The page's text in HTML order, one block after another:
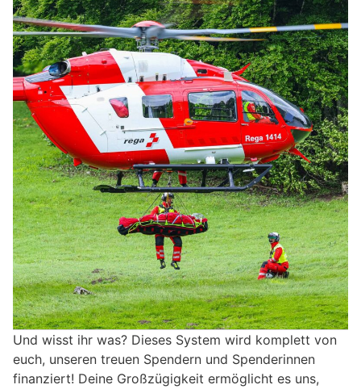
Und wisst ihr was? Dieses System wird komplett von
euch, unseren treuen Spendern und Spenderinnen
finanziert! Deine Großzügigkeit ermöglicht es uns,